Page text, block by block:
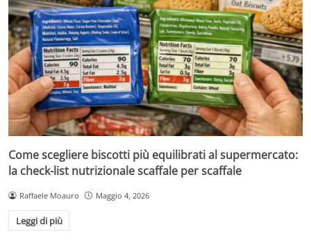
Come scegliere biscotti più equilibrati al supermercato:
la check-list nutrizionale scaffale per scaffale
Raffaele Moauro Maggio 4, 2026
Leggi di più